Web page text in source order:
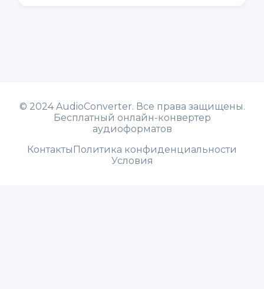
© 2024 AudioConverter. Все права защищены.
Бесплатный онлайн-конвертер
аудиоформатов
КонтактыПолитика конфиденциальности
Условия